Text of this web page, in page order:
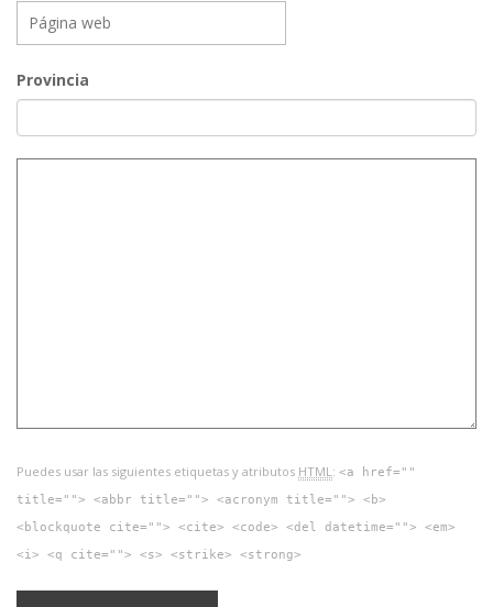
Provincia
Puedes usar las siguientes etiquetas y atributos HTML : <a href=""
title=""> <abbr title=""> <acronym title=""> <b>
<blockquote cite=""> <cite> <code> <del datetime=""> <em>
<i> <q cite=""> <s> <strike> <strong>